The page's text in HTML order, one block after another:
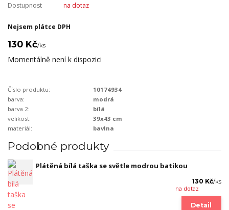
Dostupnost na dotaz
Nejsem plátce DPH
130 Kč/ks
Momentálně není k dispozici
Číslo produktu:
10174934
barva:
modrá
barva 2:
bílá
velikost:
39x43 cm
materiál:
bavlna
Podobné produkty
Plátěná bílá taška se světle modrou batikou
130 Kč/ks
na dotaz
Detail